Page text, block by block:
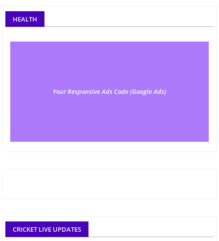
HEALTH
Your Responsive Ads Code (Google Ads)
CRICKET LIVE UPDATES